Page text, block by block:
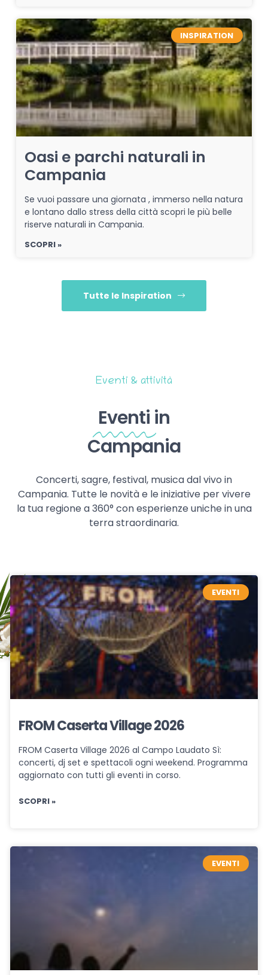
INSPIRATION
Oasi e parchi naturali in
Campania
Se vuoi passare una giornata , immerso nella natura
e lontano dallo stress della città scopri le più belle
riserve naturali in Campania.
SCOPRI »
Tutte le Inspiration
Eventi & attività
Eventi in
Campania
Concerti, sagre, festival, musica dal vivo in
Campania. Tutte le novità e le iniziative per vivere
la tua regione a 360° con esperienze uniche in una
terra straordinaria.
EVENTI
FROM Caserta Village 2026
FROM Caserta Village 2026 al Campo Laudato Sì:
concerti, dj set e spettacoli ogni weekend. Programma
aggiornato con tutti gli eventi in corso.
SCOPRI »
EVENTI